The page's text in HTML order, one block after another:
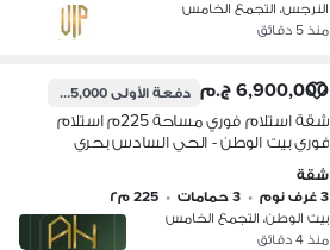
النرجس، التجمع الخامس
منذ 5 دقائق
6,900,000 ج.م دفعة الأولى2,415,000 ج.م
شقة استلام فوري مساحة 225م استلام
فوري بيت الوطن - الحي السادس بحري
صريح شارع عرضة 72م
شقة
3 غرف نوم
• 3 حمامات • 225 م٢
بيت الوطن، التجمع الخامس
منذ 4 دقائق